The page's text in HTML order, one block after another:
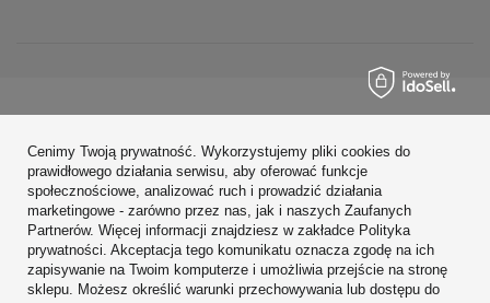
Konto
Regulaminy
Zobacz również
W sklepie prezentujemy ceny brutto (z VAT).
Cenimy Twoją prywatność. Wykorzystujemy pliki cookies do
prawidłowego działania serwisu, aby oferować funkcje
społecznościowe, analizować ruch i prowadzić działania
marketingowe - zarówno przez nas, jak i naszych Zaufanych
Partnerów. Więcej informacji znajdziesz w zakładce Polityka
prywatności. Akceptacja tego komunikatu oznacza zgodę na ich
zapisywanie na Twoim komputerze i umożliwia przejście na stronę
sklepu. Możesz określić warunki przechowywania lub dostępu do